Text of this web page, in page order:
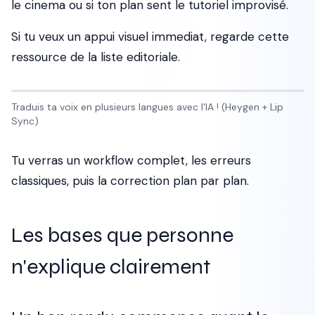
le cinema ou si ton plan sent le tutoriel improvisé.
Si tu veux un appui visuel immediat, regarde cette
ressource de la liste editoriale.
Traduis ta voix en plusieurs langues avec l'IA ! (Heygen + Lip
Sync)
Tu verras un workflow complet, les erreurs
classiques, puis la correction plan par plan.
Les bases que personne
n'explique clairement